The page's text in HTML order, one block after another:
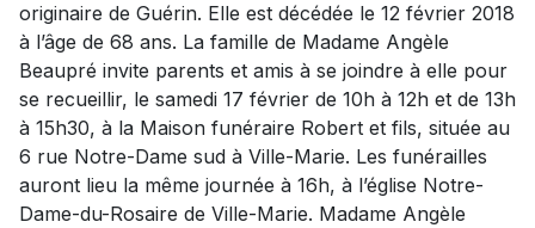
originaire de Guérin. Elle est décédée le 12 février 2018
à l’âge de 68 ans. La famille de Madame Angèle
Beaupré invite parents et amis à se joindre à elle pour
se recueillir, le samedi 17 février de 10h à 12h et de 13h
à 15h30, à la Maison funéraire Robert et fils, située au
6 rue Notre-Dame sud à Ville-Marie. Les funérailles
auront lieu la même journée à 16h, à l’église Notre-
Dame-du-Rosaire de Ville-Marie. Madame Angèle